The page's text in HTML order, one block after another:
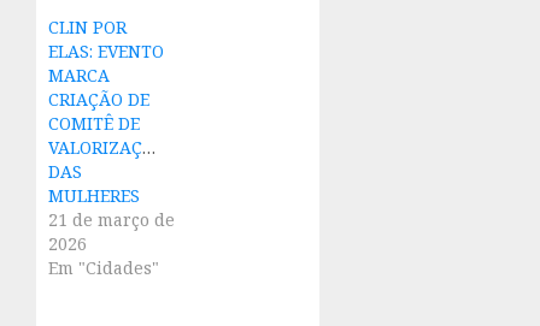
CLIN POR
ELAS: EVENTO
MARCA
CRIAÇÃO DE
COMITÊ DE
VALORIZAÇÃO
DAS
MULHERES
21 de março de
2026
Em "Cidades"